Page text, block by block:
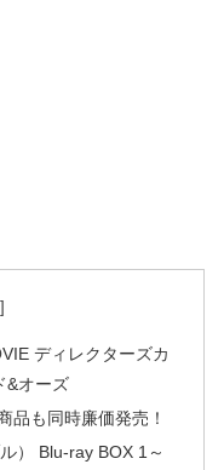
ディレクターズカ
&オーズ
品も同時廉価発売！
） Blu-ray BOX 1～